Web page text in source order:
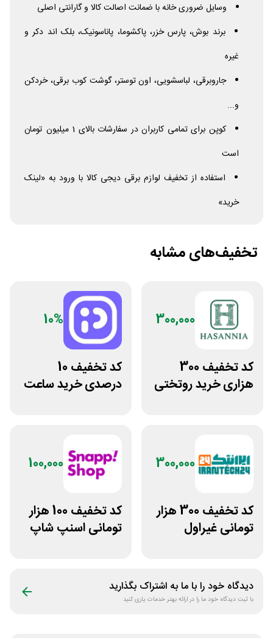
وسایل ضروری خانه با ضمانت اصالت کالا و گارانتی اصلی
برند بوش، پارس خزر، پاکشوما، پاناسونیک، بلک اند دکر و
غیره
جاروبرقی، لباسشویی، اون توستر، گوشت کوب برقی، خردکن
و...
کوپن برای تمامی کاربران در سفارشات بالای 1 میلیون تومان
است
استفاده از تخفیف لوازم برقی دیجی کالا با ورود به «لینک
خرید»
تخفیف‌های مشابه
300,000
کد تخفیف 300
هزاری خرید روتختی
10%
کد تخفیف 10
درصدی خرید ساعت
300,000
کد تخفیف 300 هزار
تومانی غیراول
100,000
کد تخفیف 100 هزار
تومانی اسنپ شاپ
دیدگاه خود را با ما به اشتراک بگذارید
با ثبت دیدگاه خود ما را در ارائه بهتر خدمات یاری کنید